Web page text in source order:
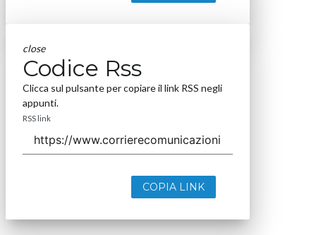
close
Codice Rss
Clicca sul pulsante per copiare il link RSS negli
appunti.
RSS link
COPIA LINK